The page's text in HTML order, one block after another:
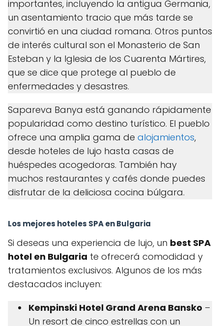
importantes, incluyendo la antigua Germania,
un asentamiento tracio que más tarde se
convirtió en una ciudad romana. Otros puntos
de interés cultural son el Monasterio de San
Esteban y la Iglesia de los Cuarenta Mártires,
que se dice que protege al pueblo de
enfermedades y desastres.
Sapareva Banya está ganando rápidamente
popularidad como destino turístico. El pueblo
ofrece una amplia gama de alojamientos,
desde hoteles de lujo hasta casas de
huéspedes acogedoras. También hay
muchos restaurantes y cafés donde puedes
disfrutar de la deliciosa cocina búlgara.
Los mejores hoteles SPA en Bulgaria
Si deseas una experiencia de lujo, un best SPA
hotel en Bulgaria te ofrecerá comodidad y
tratamientos exclusivos. Algunos de los más
destacados incluyen:
Kempinski Hotel Grand Arena Bansko –
Un resort de cinco estrellas con un